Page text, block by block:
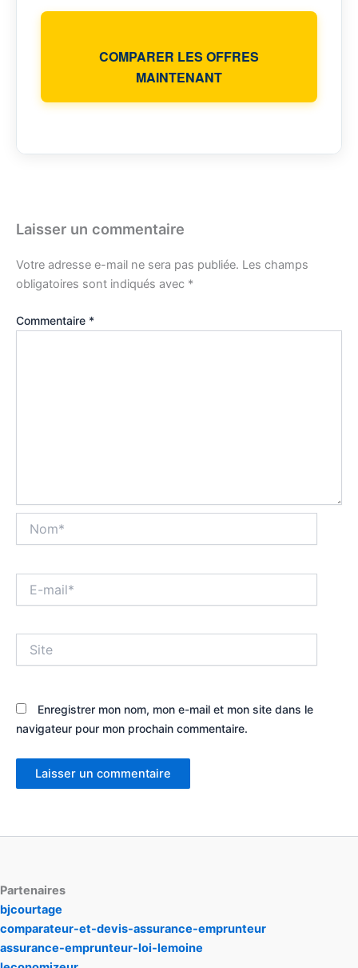
COMPARER LES OFFRES
MAINTENANT
Laisser un commentaire
Votre adresse e-mail ne sera pas publiée. Les champs
obligatoires sont indiqués avec *
Commentaire *
mail*
Enregistrer mon nom, mon e-mail et mon site dans le
navigateur pour mon prochain commentaire.
Partenaires
bjcourtage
comparateur-et-devis-assurance-emprunteur
assurance-emprunteur-loi-lemoine